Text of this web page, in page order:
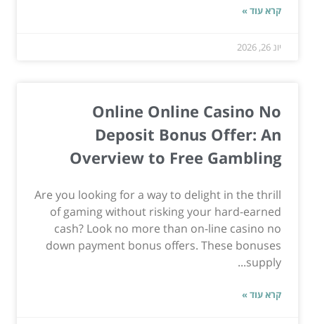
קרא עוד »
יונ 26, 2026
Online Online Casino No
Deposit Bonus Offer: An
Overview to Free Gambling
Are you looking for a way to delight in the thrill
of gaming without risking your hard-earned
cash? Look no more than on-line casino no
down payment bonus offers. These bonuses
supply...
קרא עוד »